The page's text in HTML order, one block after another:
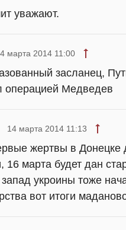
уважают.
марта 2014 11:00
засланец,
операцией Медведев
14 марта 2014 11:13
жертвы в Донецке
16 марта будет дан
укроины тоже
вот итоги